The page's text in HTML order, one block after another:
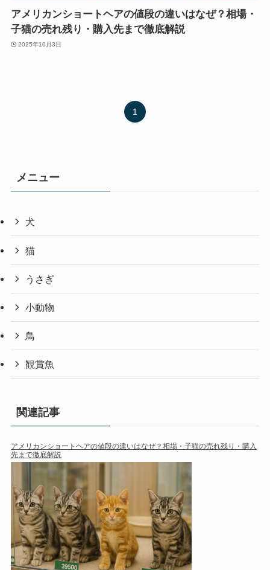
アメリカンショートヘアの値段の違いはなぜ？相場・
子猫の売れ残り・購入先まで徹底解説
2025年10月3日
1
メニュー
犬
猫
うさぎ
小動物
鳥
観賞魚
関連記事
アメリカンショートヘアの値段の違いはなぜ？相場・子猫の売れ残り・購入
先まで徹底解説